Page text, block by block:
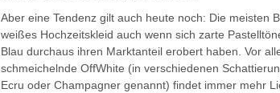
Aber eine Tendenz gilt auch heute noch: Die meisten
weißes Hochzeitskleid auch wenn sich zarte
Blau durchaus ihren Marktanteil erobert haben. Vor
schmeichelnde OffWhite (in verschiedenen
Ecru oder Champagner genannt) findet immer mehr